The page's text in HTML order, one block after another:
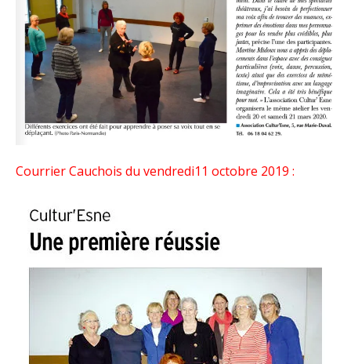
Courrier Cauchois du vendredi11 octobre 2019 :